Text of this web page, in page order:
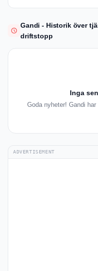
Gandi - Historik över
driftstopp
Inga
Goda nyheter! Gandi
ADVERTISEMENT